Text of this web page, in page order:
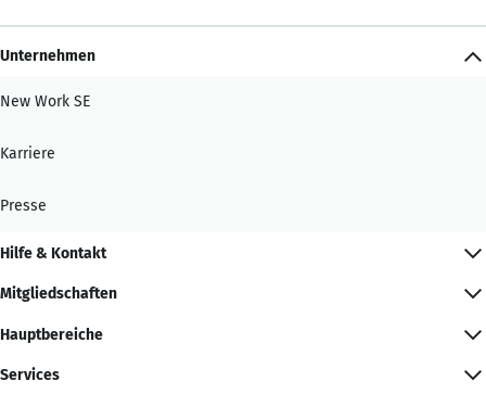
Unternehmen
New Work SE
Karriere
Presse
Hilfe & Kontakt
Mitgliedschaften
Hauptbereiche
Services